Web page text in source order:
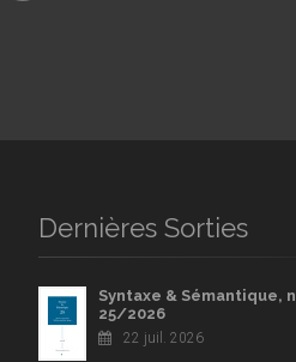
Dernières Sorties
Syntaxe & Sémantique,
25/2026
22 juil. 2026